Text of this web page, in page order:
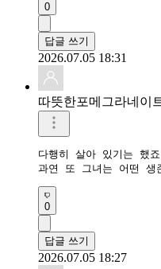
0
답글 쓰기
2026.07.05 18:31
따뜻한포메그라네이
다행히 살아 있기는 했죠
과연 또 그녀는 어떤 생
0
답글 쓰기
2026.07.05 18:27